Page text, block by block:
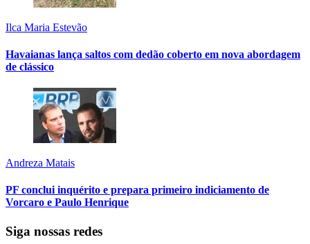
Ilca Maria Estevão
Havaianas lança saltos com dedão coberto em nova abordagem
de clássico
Andreza Matais
PF conclui inquérito e prepara primeiro indiciamento de
Vorcaro e Paulo Henrique
Siga nossas redes